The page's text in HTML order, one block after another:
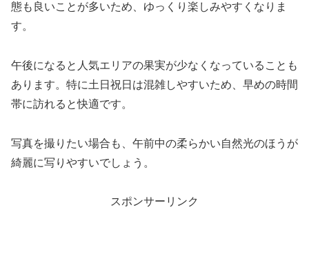
態も良いことが多いため、ゆっくり楽しみやすくなりま
す。
午後になると人気エリアの果実が少なくなっていることも
あります。特に土日祝日は混雑しやすいため、早めの時間
帯に訪れると快適です。
写真を撮りたい場合も、午前中の柔らかい自然光のほうが
綺麗に写りやすいでしょう。
スポンサーリンク